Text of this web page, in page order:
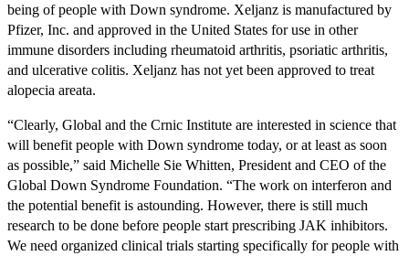
being of people with Down syndrome. Xeljanz is manufactured by
Pfizer, Inc. and approved in the United States for use in other
immune disorders including rheumatoid arthritis, psoriatic arthritis,
and ulcerative colitis. Xeljanz has not yet been approved to treat
alopecia areata.
“Clearly, Global and the Crnic Institute are interested in science that
will benefit people with Down syndrome today, or at least as soon
as possible,” said Michelle Sie Whitten, President and CEO of the
Global Down Syndrome Foundation. “The work on interferon and
the potential benefit is astounding. However, there is still much
research to be done before people start prescribing JAK inhibitors.
We need organized clinical trials starting specifically for people with